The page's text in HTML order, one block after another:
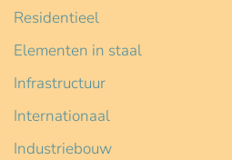
Residentieel
Elementen in staal
Infrastructuur
Internationaal
Industriebouw